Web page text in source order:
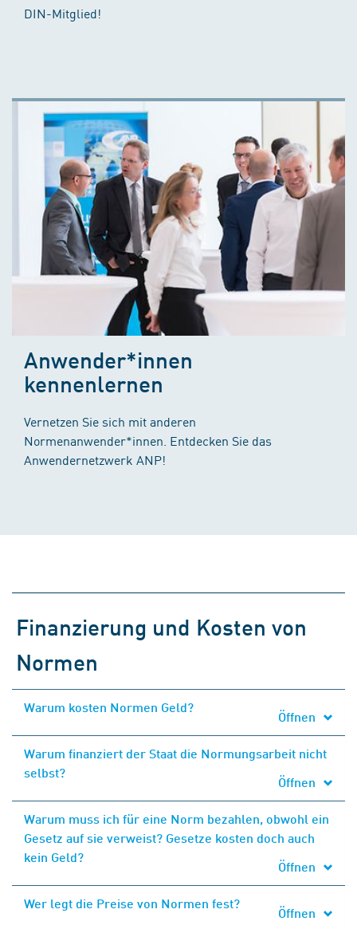
DIN-Mitglied!
Anwender*innen
kennenlernen
Vernetzen Sie sich mit anderen
Normenanwender*innen. Entdecken Sie das
Anwendernetzwerk ANP!
Finanzierung und Kosten von
Normen
Warum kosten Normen Geld?
Öffnen
Warum finanziert der Staat die Normungsarbeit nicht
selbst?
Öffnen
Warum muss ich für eine Norm bezahlen, obwohl ein
Gesetz auf sie verweist? Gesetze kosten doch auch
kein Geld?
Öffnen
Wer legt die Preise von Normen fest?
Öffnen